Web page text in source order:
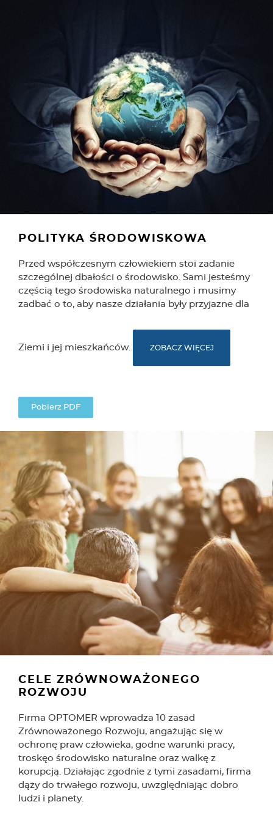
POLITYKA ŚRODOWISKOWA
Przed współczesnym człowiekiem stoi zadanie
szczególnej dbałości o środowisko. Sami jesteśmy
częścią tego środowiska naturalnego i musimy
zadbać o to, aby nasze działania były przyjazne dla
Ziemi i jej mieszkańców. ZOBACZ WIĘCEJ
Pobierz PDF
CELE ZRÓWNOWAŻONEGO
ROZWOJU
Firma OPTOMER wprowadza 10 zasad
Zrównoważonego Rozwoju, angażując się w
ochronę praw człowieka, godne warunki pracy,
troskęo środowisko naturalne oraz walkę z
korupcją. Działając zgodnie z tymi zasadami, firma
dąży do trwałego rozwoju, uwzględniając dobro
ludzi i planety.